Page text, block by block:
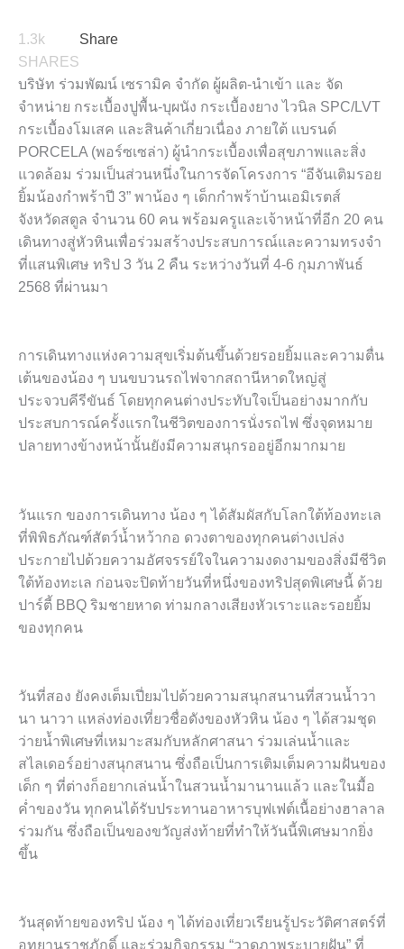
1.3k
SHARES
Share
บริษัท ร่วมพัฒน์ เซรามิค จำกัด ผู้ผลิต-นำเข้า และ จัด
จำหน่าย กระเบื้องปูพื้น-บุผนัง กระเบื้องยาง ไวนิล SPC/LVT
กระเบื้องโมเสค และสินค้าเกี่ยวเนื่อง ภายใต้ เเบรนด์
PORCELA (พอร์ซเซล่า) ผู้นำกระเบื้องเพื่อสุขภาพและสิ่ง
แวดล้อม ร่วมเป็นส่วนหนึ่งในการจัดโครงการ “อีจันเติมรอย
ยิ้มน้องกำพร้าปี 3” พาน้อง ๆ เด็กกำพร้าบ้านเอมิเรตส์
จังหวัดสตูล จำนวน 60 คน พร้อมครูและเจ้าหน้าที่อีก 20 คน
เดินทางสู่หัวหินเพื่อร่วมสร้างประสบการณ์และความทรงจำ
ที่แสนพิเศษ ทริป 3 วัน 2 คืน ระหว่างวันที่ 4-6 กุมภาพันธ์
2568 ที่ผ่านมา
การเดินทางแห่งความสุขเริ่มต้นขึ้นด้วยรอยยิ้มและความตื่น
เต้นของน้อง ๆ บนขบวนรถไฟจากสถานีหาดใหญ่สู่
ประจวบคีรีขันธ์ โดยทุกคนต่างประทับใจเป็นอย่างมากกับ
ประสบการณ์ครั้งแรกในชีวิตของการนั่งรถไฟ ซึ่งจุดหมาย
ปลายทางข้างหน้านั้นยังมีความสนุกรออยู่อีกมากมาย
วันแรก ของการเดินทาง น้อง ๆ ได้สัมผัสกับโลกใต้ท้องทะเล
ที่พิพิธภัณฑ์สัตว์น้ำหว้ากอ ดวงตาของทุกคนต่างเปล่ง
ประกายไปด้วยความอัศจรรย์ใจในความงดงามของสิ่งมีชีวิต
ใต้ท้องทะเล ก่อนจะปิดท้ายวันที่หนึ่งของทริปสุดพิเศษนี้ ด้วย
ปาร์ตี้ BBQ ริมชายหาด ท่ามกลางเสียงหัวเราะและรอยยิ้ม
ของทุกคน
วันที่สอง ยังคงเต็มเปี่ยมไปด้วยความสนุกสนานที่สวนน้ำวา
นา นาวา แหล่งท่องเที่ยวชื่อดังของหัวหิน น้อง ๆ ได้สวมชุด
ว่ายน้ำพิเศษที่เหมาะสมกับหลักศาสนา ร่วมเล่นน้ำและ
สไลเดอร์อย่างสนุกสนาน ซึ่งถือเป็นการเติมเต็มความฝันของ
เด็ก ๆ ที่ต่างก็อยากเล่นน้ำในสวนน้ำมานานแล้ว และในมื้อ
ค่ำของวัน ทุกคนได้รับประทานอาหารบุฟเฟต์เนื้อย่างฮาลาล
ร่วมกัน ซึ่งถือเป็นของขวัญส่งท้ายที่ทำให้วันนี้พิเศษมากยิ่ง
ขึ้น
วันสุดท้ายของทริป น้อง ๆ ได้ท่องเที่ยวเรียนรู้ประวัติศาสตร์ที่
อุทยานราชภักดิ์ และร่วมกิจกรรม “วาดภาพระบายฝัน” ที่